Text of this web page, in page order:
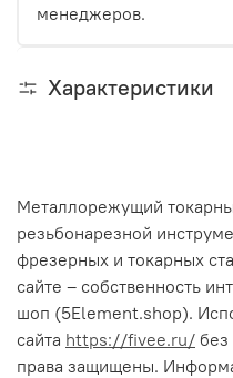
менеджеров.
Характеристики
Металлорежущий
резьбонарезной
фрезерных и токарных
сайте – собственность
шоп (5Element.shop).
сайта https://fivee.ru/
права защищены.